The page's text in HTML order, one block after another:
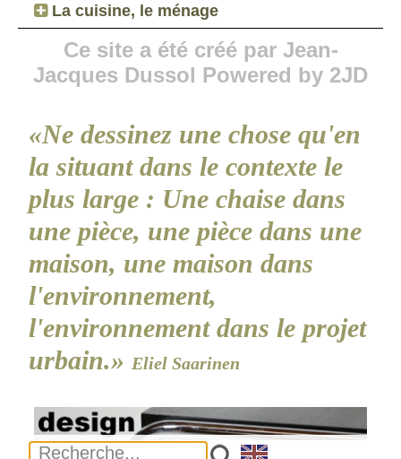
La cuisine, le ménage
Ce site a été créé par Jean-
Jacques Dussol Powered by 2JD
«Ne dessinez une chose qu'en
la situant dans le contexte le
plus large : Une chaise dans
une pièce, une pièce dans une
maison, une maison dans
l'environnement,
l'environnement dans le projet
urbain.» Eliel Saarinen